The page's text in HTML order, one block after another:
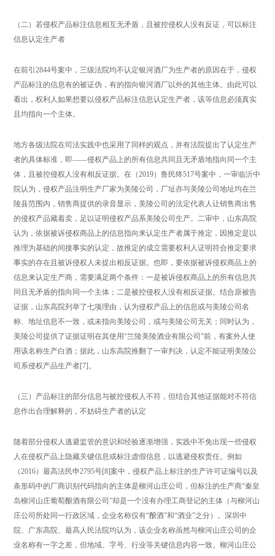
（二）若侵权产品标注信息相互无矛盾，且被控侵权人没有反证，可以标注
信息认定生产者
在前引2844号案中，三级法院均不认定银河酒厂为生产者的原因在于，侵权
产品标注的信息有的被证伪，有的指向银河酒厂以外的其他主体。由此可以
看出，权利人如果想要以侵权产品标注信息认定生产者，该等信息必须真实
且均指向一个主体。
地方各级法院在司法实践中也采用了同样的观点，并有法院提出了认定生产
者的具体标准，即——侵权产品上的所有信息共同且无矛盾地指向同一个主
体，且被控侵权人没有相反证据。在（2019）鲁民终517号案中，一审临沂中
院认为，侵权产品注明生产厂家为美陵公司，厂址亦与美陵公司地址均在兰
陵县范围内，销售商提供的录音显示，美陵公司的法定代表人让销售商出售
的侵权产品藏着卖，足以证明侵权产品系美陵公司生产。二审中，山东高院
认为，依据被诉侵权商品上的信息指向来认定生产者属于推定，因推定是以
推理为基础的间接事实的认定，故推定的成立需要权利人证明符合推定要求
事实的存在且被诉侵权人未提出相反证据。也即，要依据被诉侵权商品上的
信息来认定生产商，需要满足两个条件：一是被诉侵权商品上的所有信息共
同且无矛盾的指向同一个主体；二是被控侵权人没有相反证据。结合原被告
证据，山东高院列举了七项理由，认为侵权产品上的信息或与美陵公司名
称、地址信息不一致，或未指向美陵公司，或与美陵公司无关；同时认为，
美陵公司提供了证据证明在其使用“兰陵美陵酒业有限公司”前，有案外人使
用该名称生产白酒；据此，山东高院推翻了一审判决，认定不能证明美陵公
司系侵权产品生产者[7]。
（三）产品标注的部分信息与被控侵权人不符，但结合其他证据能对不符信
息作出合理解释的，不妨碍生产者的认定
随着部分侵权人逃避监管的意识和经验逐渐增强，实践中不免出现一些侵权
人在侵权产品上隐藏关键信息或标注虚假信息，以逃避侵权责任。例如
（2016）最高法民申2795号[8]案中，侵权产品上标注的生产许可证编号以及
条形码中的厂商识别代码指向的主体是柳河山庄公司，但标注的生产商“秦皇
岛柳河山庄葡萄酿酒有限公司”却是一个没有办理工商登记的主体（与柳河山
庄公司所处同一行政区域，企业名称仅有“酿酒”和“酒业”之分）。深圳中
院、广东高院、最高人民法院均认为，该企业名称虽然与柳河山庄公司的企
业名称有一字之差，但地域、字号、行业等关键信息内容一致。柳河山庄公